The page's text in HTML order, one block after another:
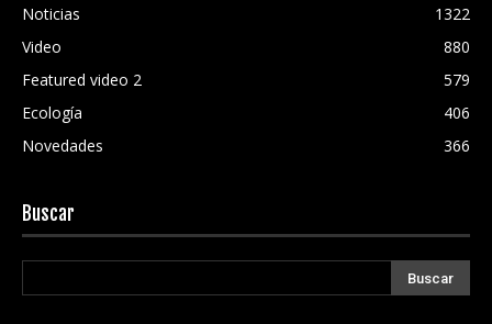
Noticias
1322
Video
880
Featured video 2
579
Ecología
406
Novedades
366
Buscar